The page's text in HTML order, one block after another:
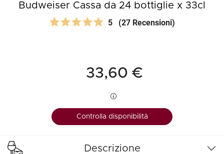
Budweiser Cassa da 24 bottiglie x 33cl
5 (27 Recensioni)
33,60 €
Controlla disponibilità
Descrizione